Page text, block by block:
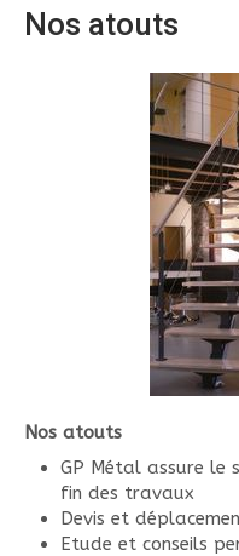
Nos atouts
Nos atouts
GP Métal assure le
fin des travaux
Devis et
Etude et conseils